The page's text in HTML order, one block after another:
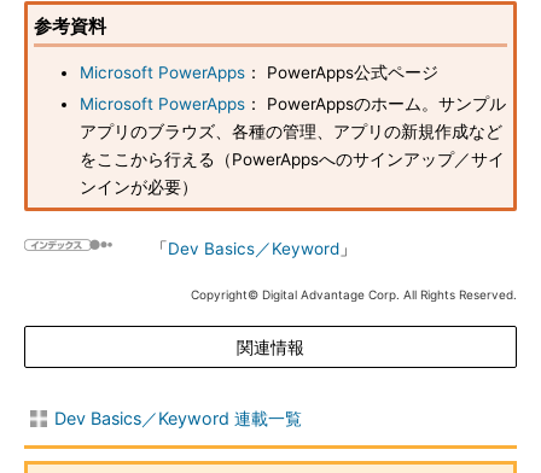
参考資料
Microsoft PowerApps ： PowerApps公式ページ
Microsoft PowerApps ： PowerAppsのホーム。サンプル
アプリのブラウズ、各種の管理、アプリの新規作成など
をここから行える（PowerAppsへのサインアップ／サイ
ンインが必要）
「Dev Basics／Keyword 」
Copyright© Digital Advantage Corp. All Rights Reserved.
関連情報
Dev Basics／Keyword 連載一覧